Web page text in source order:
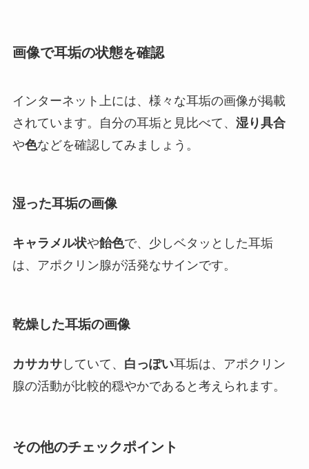
画像で耳垢の状態を確認
インターネット上には、様々な耳垢の画像が掲載
されています。自分の耳垢と見比べて、 湿り具合
や色などを確認してみましょう。
湿った耳垢の画像
キャラメル状や飴色で、少しベタッとした耳垢
は、アポクリン腺が活発なサインです。
乾燥した耳垢の画像
カサカサしていて、 白っぽい耳垢は、アポクリン
腺の活動が比較的穏やかであると考えられます。
その他のチェックポイント